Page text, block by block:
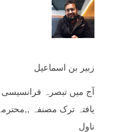
زبیر بن اسماعیل
آج میں تبصرہ
یافتہ ترک مصنفہ
ناول